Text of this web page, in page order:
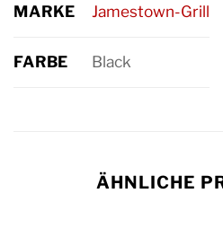
MARKE Jamestown-Grill
FARBE Black
ÄHNLICHE